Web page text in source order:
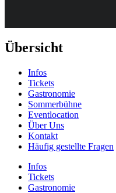
Übersicht
Infos
Tickets
Gastronomie
Sommerbühne
Eventlocation
Über Uns
Kontakt
Häufig gestellte Fragen
Infos
Tickets
Gastronomie